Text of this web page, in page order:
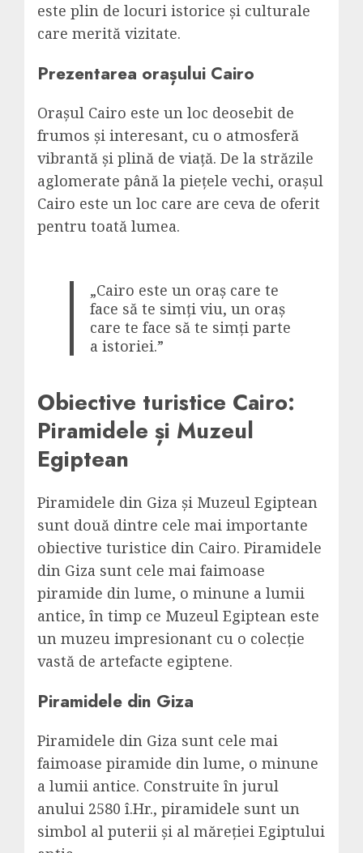
este plin de locuri istorice și culturale
care merită vizitate.
Prezentarea orașului Cairo
Orașul Cairo este un loc deosebit de
frumos și interesant, cu o atmosferă
vibrantă și plină de viață. De la străzile
aglomerate până la piețele vechi, orașul
Cairo este un loc care are ceva de oferit
pentru toată lumea.
„Cairo este un oraș care te
face să te simți viu, un oraș
care te face să te simți parte
a istoriei.”
Obiective turistice Cairo:
Piramidele și Muzeul
Egiptean
Piramidele din Giza și Muzeul Egiptean
sunt două dintre cele mai importante
obiective turistice din Cairo. Piramidele
din Giza sunt cele mai faimoase
piramide din lume, o minune a lumii
antice, în timp ce Muzeul Egiptean este
un muzeu impresionant cu o colecție
vastă de artefacte egiptene.
Piramidele din Giza
Piramidele din Giza sunt cele mai
faimoase piramide din lume, o minune
a lumii antice. Construite în jurul
anului 2580 î.Hr., piramidele sunt un
simbol al puterii și al măreției Egiptului